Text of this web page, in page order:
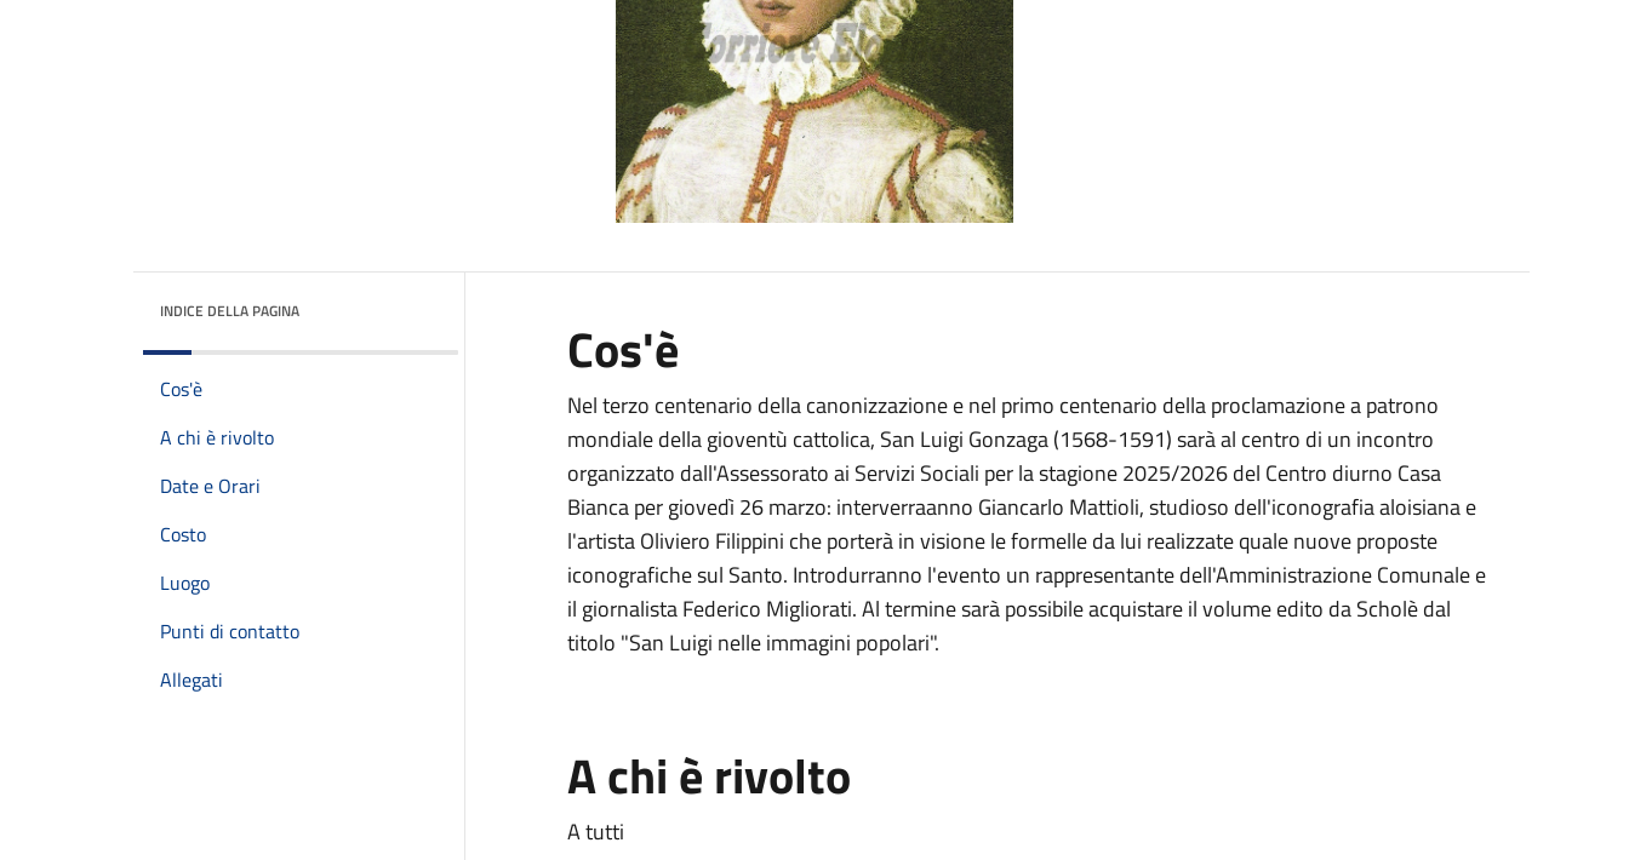
INDICE DELLA PAGINA
Cos'è
A chi è rivolto
Date e Orari
Costo
Luogo
Punti di contatto
Allegati
Cos'è
Nel terzo centenario della canonizzazione e nel primo centenario della proclamazione a patrono
mondiale della gioventù cattolica, San Luigi Gonzaga (1568-1591) sarà al centro di un incontro
organizzato dall'Assessorato ai Servizi Sociali per la stagione 2025/2026 del Centro diurno Casa
Bianca per giovedì 26 marzo: interverraanno Giancarlo Mattioli, studioso dell'iconografia aloisiana e
l'artista Oliviero Filippini che porterà in visione le formelle da lui realizzate quale nuove proposte
iconografiche sul Santo. Introdurranno l'evento un rappresentante dell'Amministrazione Comunale e
il giornalista Federico Migliorati. Al termine sarà possibile acquistare il volume edito da Scholè dal
titolo "San Luigi nelle immagini popolari".
A chi è rivolto
A tutti